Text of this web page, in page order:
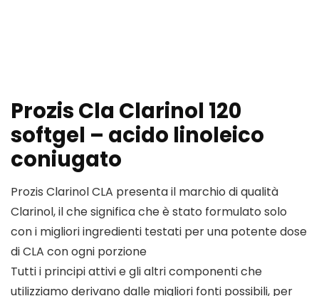
Prozis Cla Clarinol 120
softgel – acido linoleico
coniugato
Prozis Clarinol CLA presenta il marchio di qualità
Clarinol, il che significa che è stato formulato solo
con i migliori ingredienti testati per una potente dose
di CLA con ogni porzione
Tutti i principi attivi e gli altri componenti che
utilizziamo derivano dalle migliori fonti possibili, per